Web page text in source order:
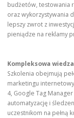
budżetów, testowania
oraz wykorzystywania
lepszy zwrot z
pieniądze na reklamy
Kompleksowa
Szkolenia obejmują
marketingu
4, Google Tag
automatyzację i
uczestnikom na pełną